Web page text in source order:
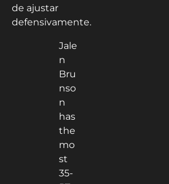
de ajustar
defensivamente.
Jale
n
Bru
nso
n
has
the
mo
st
35-